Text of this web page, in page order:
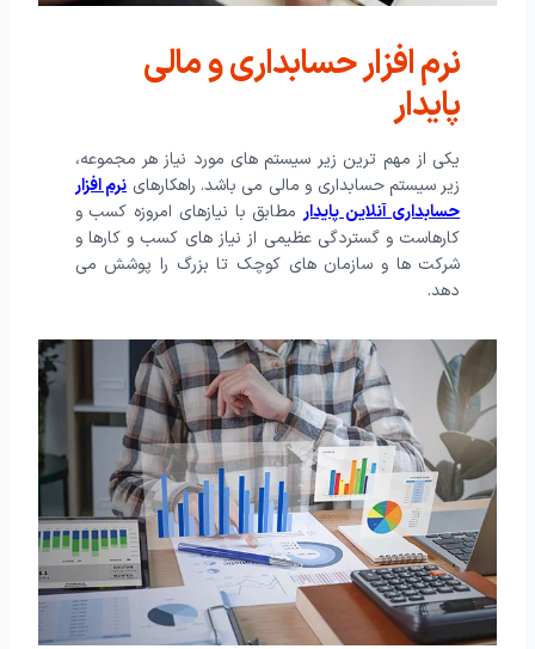
نرم افزار حسابداری و مالی
پایدار
یکی از مهم ترین زیر سیستم های مورد نیاز هر مجموعه،
زیر سیستم حسابداری و مالی می باشد. راهکارهاینرم افزار
حسابداری آنلاین پایدار مطابق با نیازهای امروزه کسب و
کارهاست و گستردگی عظیمی از نیاز های کسب و کارها و
شرکت ها و سازمان های کوچک تا بزرگ را پوشش می
دهد.